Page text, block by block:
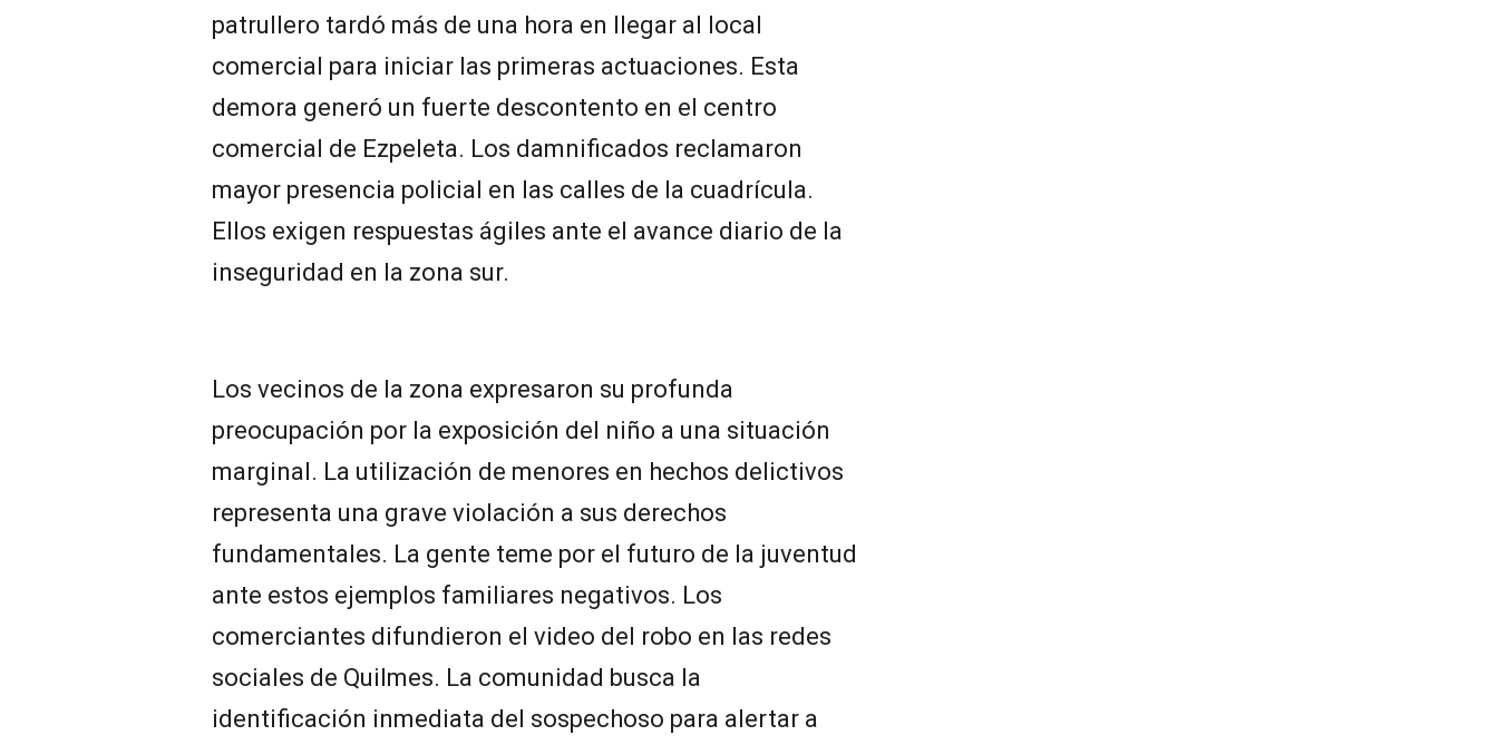
patrullero tardó más de una hora en llegar al local
comercial para iniciar las primeras actuaciones. Esta
demora generó un fuerte descontento en el centro
comercial de Ezpeleta. Los damnificados reclamaron
mayor presencia policial en las calles de la cuadrícula.
Ellos exigen respuestas ágiles ante el avance diario de la
inseguridad en la zona sur.
Los vecinos de la zona expresaron su profunda
preocupación por la exposición del niño a una situación
marginal. La utilización de menores en hechos delictivos
representa una grave violación a sus derechos
fundamentales. La gente teme por el futuro de la juventud
ante estos ejemplos familiares negativos. Los
comerciantes difundieron el video del robo en las redes
sociales de Quilmes. La comunidad busca la
identificación inmediata del sospechoso para alertar a